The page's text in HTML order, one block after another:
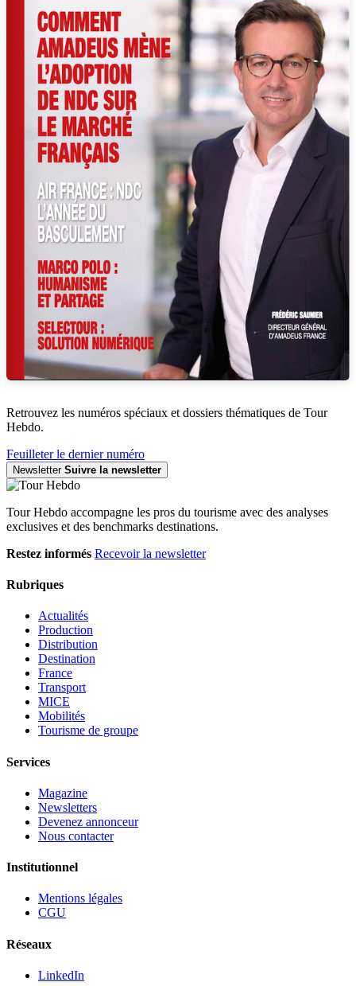
Retrouvez les numéros spéciaux et dossiers thématiques de Tour
Hebdo.
Feuilleter le dernier numéro
Newsletter Suivre la newsletter
Tour Hebdo accompagne les pros du tourisme avec des analyses
exclusives et des benchmarks destinations.
Restez informés Recevoir la newsletter
Rubriques
Actualités
Production
Distribution
Destination
France
Transport
MICE
Mobilités
Tourisme de groupe
Services
Magazine
Newsletters
Devenez annonceur
Nous contacter
Institutionnel
Mentions légales
CGU
Réseaux
LinkedIn